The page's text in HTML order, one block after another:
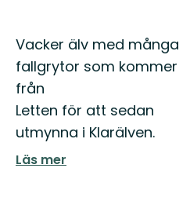
Beskrivning
Vacker älv med många
fallgrytor som kommer
från
Letten för att sedan
utmynna i Klarälven.
Läs mer